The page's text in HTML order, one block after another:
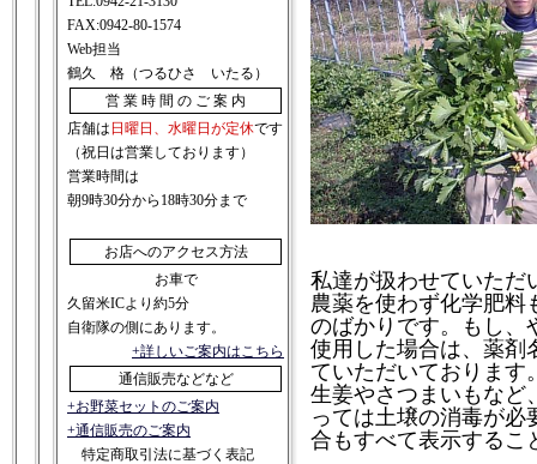
FAX:0942-80-1574
Web担当
鶴久 格（つるひさ いたる）
営 業 時 間 の ご 案 内
店舗は 日曜日、水曜日が定休です
（祝日は営業しております）
営業時間は
朝9時30分から18時30分まで
お店へのアクセス方法
お車で
久留米ICより約5分
自衛隊の側にあります。
+詳しいご案内はこちら
通信販売などなど
+お野菜セットのご案内
+通信販売のご案内
特定商取引法に基づく表記
私達が扱わせていただ
農薬を使わず化学肥料
のばかりです。もし、
使用した場合は、薬剤
ていただいております
生姜やさつまいもなど
っては土壌の消毒が必
合もすべて表示するこ